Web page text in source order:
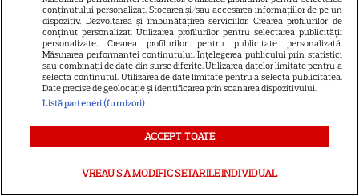
Producția claustrofobă de pe
Prime Video ce nu trebuie
ratată
DISNEY PLUS
Ce vedem pe streaming între
27 iulie și 2 august 2026:
2 pe Disney+ și mari noutăți
conținutului personalizat. Stocarea și/sau accesarea informațiilor de pe un
dispozitiv. Dezvoltarea și îmbunătățirea serviciilor. Crearea profilurilor de
conținut personalizat. Utilizarea profilurilor pentru selectarea publicității
personalizate. Crearea profilurilor pentru publicitate personalizată.
Măsurarea performanței conținutului. Înțelegerea publicului prin statistici
sau combinații de date din surse diferite. Utilizarea datelor limitate pentru a
selecta conținutul. Utilizarea de date limitate pentru a selecta publicitatea.
Date precise de geolocație și identificarea prin scanarea dispozitivului.
Listă parteneri (furnizori)
ACCEPT TOATE
VREAU SA MODIFIC SETARILE INDIVIDUAL